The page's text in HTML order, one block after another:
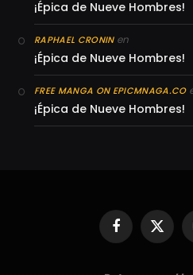
¡Épica de Nueve Hombres!
RAPHAEL CRONINen
¡Épica de Nueve Hombres!
FREE MANGA ON EPICMNAGA.CO
¡Épica de Nueve Hombres!
Facebook
X